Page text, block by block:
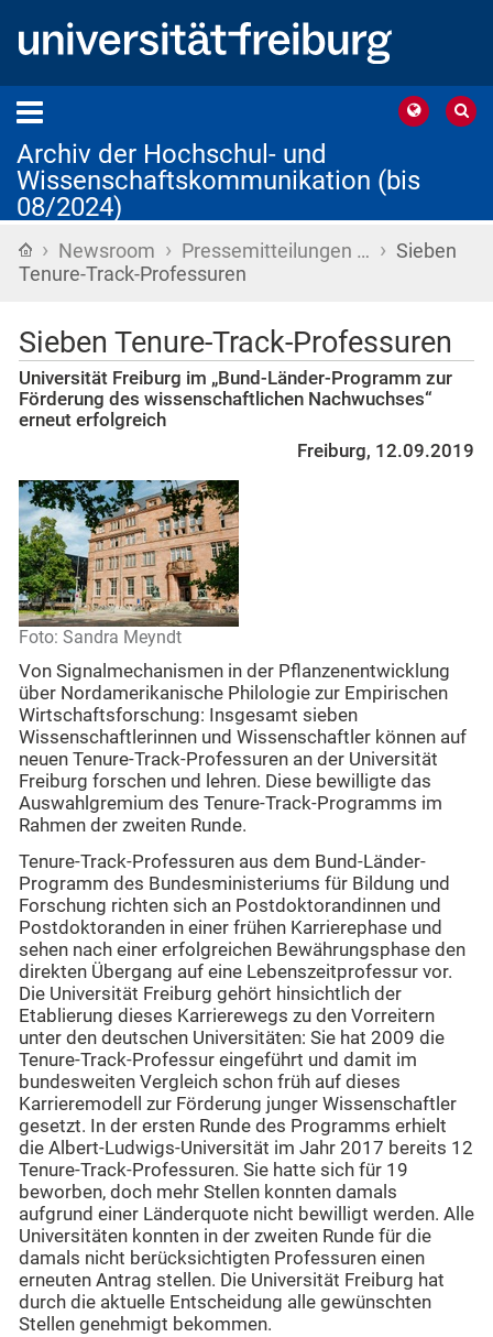
Archiv der Hochschul- und
Wissenschaftskommunikation (bis
08/2024)
Startseite
› Newsroom › Pressemitteilungen … › Sieben
Tenure-Track-Professuren
Sieben Tenure-Track-Professuren
Universität Freiburg im „Bund-Länder-Programm zur
Förderung des wissenschaftlichen Nachwuchses“
erneut erfolgreich
Freiburg, 12.09.2019
Foto: Sandra Meyndt
Von Signalmechanismen in der Pflanzenentwicklung
über Nordamerikanische Philologie zur Empirischen
Wirtschaftsforschung: Insgesamt sieben
Wissenschaftlerinnen und Wissenschaftler können auf
neuen Tenure-Track-Professuren an der Universität
Freiburg forschen und lehren. Diese bewilligte das
Auswahlgremium des Tenure-Track-Programms im
Rahmen der zweiten Runde.
Tenure-Track-Professuren aus dem Bund-Länder-
Programm des Bundesministeriums für Bildung und
Forschung richten sich an Postdoktorandinnen und
Postdoktoranden in einer frühen Karrierephase und
sehen nach einer erfolgreichen Bewährungsphase den
direkten Übergang auf eine Lebenszeitprofessur vor.
Die Universität Freiburg gehört hinsichtlich der
Etablierung dieses Karrierewegs zu den Vorreitern
unter den deutschen Universitäten: Sie hat 2009 die
Tenure-Track-Professur eingeführt und damit im
bundesweiten Vergleich schon früh auf dieses
Karrieremodell zur Förderung junger Wissenschaftler
gesetzt. In der ersten Runde des Programms erhielt
die Albert-Ludwigs-Universität im Jahr 2017 bereits 12
Tenure-Track-Professuren. Sie hatte sich für 19
beworben, doch mehr Stellen konnten damals
aufgrund einer Länderquote nicht bewilligt werden. Alle
Universitäten konnten in der zweiten Runde für die
damals nicht berücksichtigten Professuren einen
erneuten Antrag stellen. Die Universität Freiburg hat
durch die aktuelle Entscheidung alle gewünschten
Stellen genehmigt bekommen.